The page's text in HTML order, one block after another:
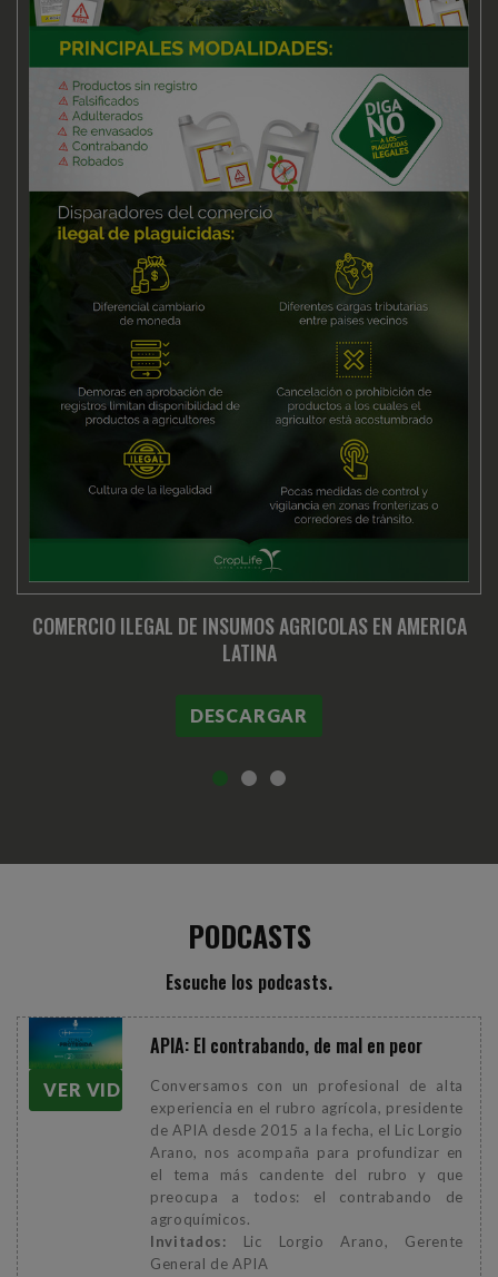
COMERCIO ILEGAL DE INSUMOS AGRICOLAS EN AMERICA
LATINA
DESCARGAR
PODCASTS
Escuche los podcasts.
VER VIDEO
APIA: El contrabando, de mal en peor
Conversamos con un profesional de alta
experiencia en el rubro agrícola, presidente
de APIA desde 2015 a la fecha, el Lic Lorgio
Arano, nos acompaña para profundizar en
el tema más candente del rubro y que
preocupa a todos: el contrabando de
agroquímicos.
Invitados: Lic Lorgio Arano, Gerente
General de APIA